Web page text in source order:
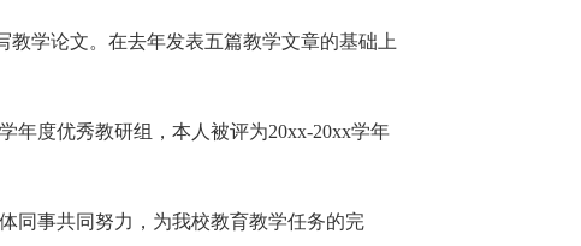
学论文。在去年发表五篇教学文章的基础上
年度优秀教研组，本人被评为20xx-20xx学年
同事共同努力，为我校教育教学任务的完